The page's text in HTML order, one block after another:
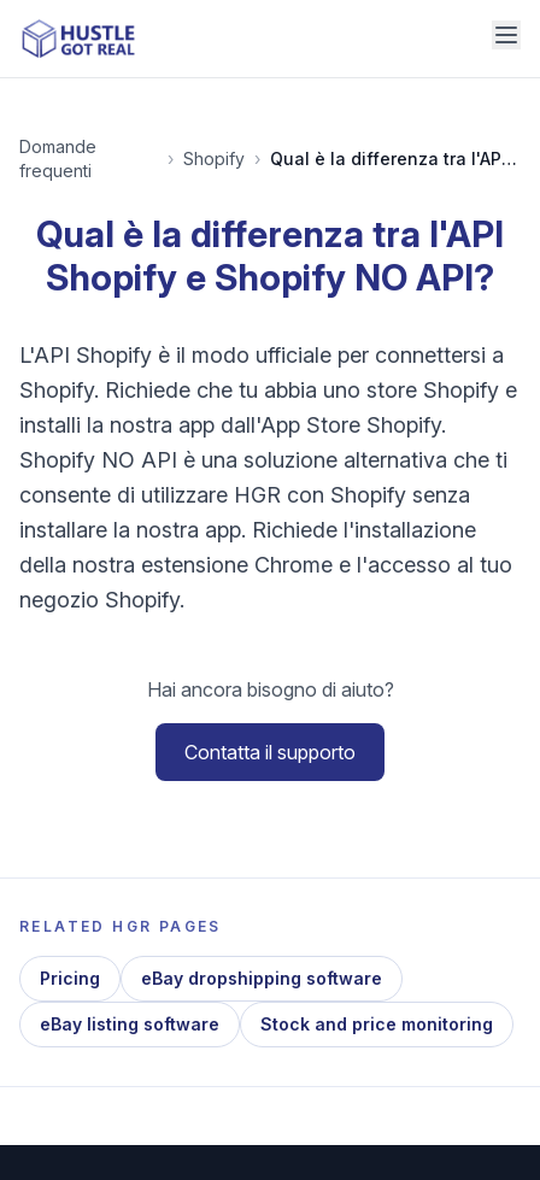
Domande
frequenti
› Shopify › Qual è la differenza tra l'API Shopify e Shopify NO API?
Qual è la differenza tra l'API
Shopify e Shopify NO API?
L'API Shopify è il modo ufficiale per connettersi a
Shopify. Richiede che tu abbia uno store Shopify e
installi la nostra app dall'App Store Shopify.
Shopify NO API è una soluzione alternativa che ti
consente di utilizzare HGR con Shopify senza
installare la nostra app. Richiede l'installazione
della nostra estensione Chrome e l'accesso al tuo
negozio Shopify.
Hai ancora bisogno di aiuto?
Contatta il supporto
RELATED HGR PAGES
Pricing eBay dropshipping software
eBay listing software Stock and price monitoring